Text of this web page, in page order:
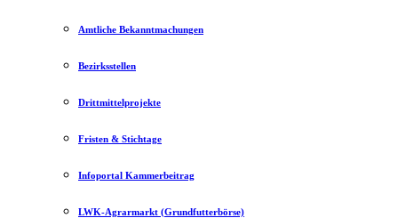
Amtliche Bekanntmachungen
Bezirksstellen
Drittmittelprojekte
Fristen & Stichtage
Infoportal Kammerbeitrag
LWK-Agrarmarkt (Grundfutterbörse)